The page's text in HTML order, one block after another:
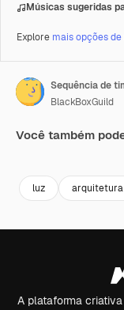
Músicas sugeridas
Explore mais opções
BlackBoxGuild
Você também
luz arquitetura
A plataforma